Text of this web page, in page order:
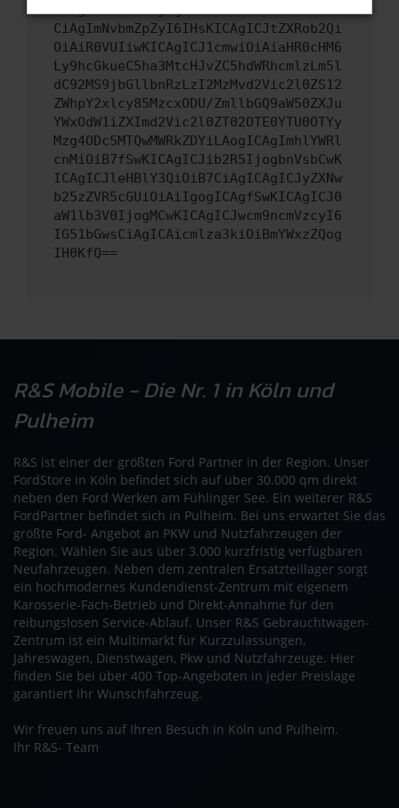
ewogICJuYW1lIjogIk5ldHdvcmtFcnJvciIs
CiAgImNvbmZpZyI6IHsKICAgICJtZXRob2Qi
OiAiR0VUIiwKICAgICJ1cmwiOiAiaHR0cHM6
Ly9hcGkueC5ha3MtcHJvZC5hdWRhcmlzLm5l
dC92MS9jbGllbnRzLzI2MzMvd2Vic2l0ZS12
ZWhpY2xlcy85MzcxODU/ZmllbGQ9aW50ZXJu
YWxOdW1iZXImd2Vic2l0ZT02OTE0YTU0OTYy
Mzg4ODc5MTQwMWRkZDYiLAogICAgImhlYWRl
cnMiOiB7fSwKICAgICJib2R5IjogbnVsbCwK
ICAgICJleHBlY3QiOiB7CiAgICAgICJyZXNw
b25zZVR5cGUiOiAiIgogICAgfSwKICAgICJ0
aW1lb3V0IjogMCwKICAgICJwcm9ncmVzcyI6
IG51bGwsCiAgICAicmlza3kiOiBmYWxzZQog
IH0KfQ==
R&S Mobile - Die Nr. 1 in Köln und
Pulheim
R&S ist einer der größten Ford Partner in der Region. Unser
FordStore in Köln befindet sich auf über 30.000 qm direkt
neben den Ford Werken am Fühlinger See. Ein weiterer R&S
FordPartner befindet sich in Pulheim. Bei uns erwartet Sie das
größte Ford- Angebot an PKW und Nutzfahrzeugen der
Region. Wählen Sie aus über 3.000 kurzfristig verfügbaren
Neufahrzeugen. Neben dem zentralen Ersatzteillager sorgt
ein hochmodernes Kundendienst-Zentrum mit eigenem
Karosserie-Fach-Betrieb und Direkt-Annahme für den
reibungslosen Service-Ablauf. Unser R&S Gebrauchtwagen-
Zentrum ist ein Multimarkt für Kurzzulassungen,
Jahreswagen, Dienstwagen, Pkw und Nutzfahrzeuge. Hier
finden Sie bei über 400 Top-Angeboten in jeder Preislage
garantiert Ihr Wunschfahrzeug.
Wir freuen uns auf Ihren Besuch in Köln und Pulheim.
Ihr R&S- Team